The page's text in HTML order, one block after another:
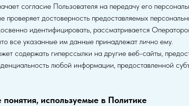
согласие Пользователя на передачу его
проверяет достоверность предоставляемых
идентифицировать, рассматривается
все указанные им данные принадлежат лично ему.
содержать гиперссылки на другие веб-сайты,
любой информации, предоставленной
используемые в Политике